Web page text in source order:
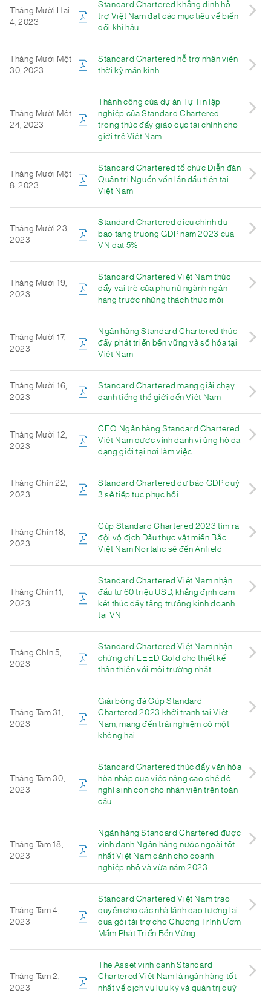
Tháng Mười Hai
4, 2023
Standard Chartered khẳng định hỗ
trợ Việt Nam đạt các mục tiêu về biến
đổi khí hậu
Tháng Mười Một
30, 2023
Standard Chartered hỗ trợ nhân viên
thời kỳ mãn kinh
Tháng Mười Một
24, 2023
Thành công của dự án Tự Tin lập
nghiệp của Standard Chartered
trong thúc đẩy giáo dục tài chính cho
giới trẻ Việt Nam
Tháng Mười Một
8, 2023
Standard Chartered tổ chức Diễn đàn
Quản trị Nguồn vốn lần đầu tiên tại
Việt Nam
Tháng Mười 23,
2023
Standard Chartered dieu chinh du
bao tang truong GDP nam 2023 cua
VN dat 5%
Tháng Mười 19,
2023
Standard Chartered Việt Nam thúc
đẩy vai trò của phụ nữ ngành ngân
hàng trước những thách thức mới
Tháng Mười 17,
2023
Ngân hàng Standard Chartered thúc
đẩy phát triển bền vững và số hóa tại
Việt Nam
Tháng Mười 16,
2023
Standard Chartered mang giải chạy
danh tiếng thế giới đến Việt Nam
Tháng Mười 12,
2023
CEO Ngân hàng Standard Chartered
Việt Nam được vinh danh vì ủng hộ đa
dạng giới tại nơi làm việc
Tháng Chín 22,
2023
Standard Chartered dự báo GDP quý
3 sẽ tiếp tục phục hồi
Tháng Chín 18,
2023
Cúp Standard Chartered 2023 tìm ra
đội vộ địch Dầu thực vật miền Bắc
Việt Nam Nortalic sẽ đến Anfield
Tháng Chín 11,
2023
Standard Chartered Việt Nam nhận
đầu tư 60 triệu USD, khẳng định cam
kết thúc đẩy tăng trưởng kinh doanh
tại VN
Tháng Chín 5,
2023
Standard Chartered Việt Nam nhận
chứng chỉ LEED Gold cho thiết kế
thân thiện với môi trường nhất
Tháng Tám 31,
2023
Giải bóng đá Cúp Standard
Chartered 2023 khởi tranh tại Việt
Nam, mang đến trải nghiệm có một
không hai
Tháng Tám 30,
2023
Standard Chartered thúc đẩy văn hóa
hòa nhập qua việc nâng cao chế độ
nghỉ sinh con cho nhân viên trên toàn
cầu
Tháng Tám 18,
2023
Ngân hàng Standard Chartered được
vinh danh Ngân hàng nước ngoài tốt
nhất Việt Nam dành cho doanh
nghiệp nhỏ và vừa năm 2023
Tháng Tám 4,
2023
Standard Chartered Việt Nam trao
quyền cho các nhà lãnh đạo tương lai
qua gói tài trợ cho Chương Trình Ươm
Mầm Phát Triển Bền Vững
Tháng Tám 2,
2023
The Asset vinh danh Standard
Chartered Việt Nam là ngân hàng tốt
nhất về dịch vụ lưu ký và quản trị quỹ